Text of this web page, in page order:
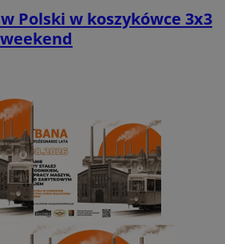
Polski w koszykówce 3x3